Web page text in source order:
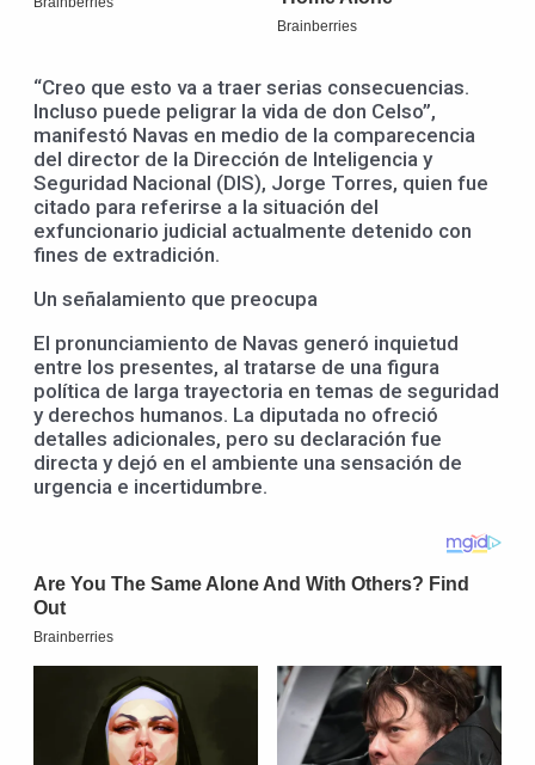
“Creo que esto va a traer serias consecuencias.
Incluso puede peligrar la vida de don Celso”,
manifestó Navas en medio de la comparecencia
del director de la Dirección de Inteligencia y
Seguridad Nacional (DIS), Jorge Torres, quien fue
citado para referirse a la situación del
exfuncionario judicial actualmente detenido con
fines de extradición.
Un señalamiento que preocupa
El pronunciamiento de Navas generó inquietud
entre los presentes, al tratarse de una figura
política de larga trayectoria en temas de seguridad
y derechos humanos. La diputada no ofreció
detalles adicionales, pero su declaración fue
directa y dejó en el ambiente una sensación de
urgencia e incertidumbre.